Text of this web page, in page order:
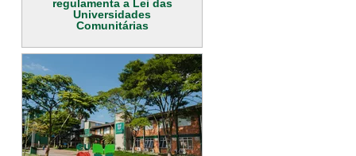
regulamenta a Lei das
Universidades
Comunitárias